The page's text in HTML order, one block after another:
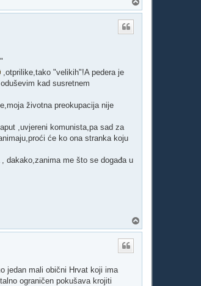
r
,otprilike,tako "velikih"!A pedera je
kad susretnem
životna preokupacija nije
,uvjereni komunista,pa sad za
će ko ona stranka koju
dakako,zanima me što se događa u
r
jedan mali obični Hrvat koji ima
ograničen pokušava krojiti